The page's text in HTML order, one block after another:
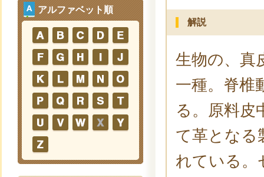
アルファベット順
解説
生物の、真
一種。脊椎
る。原料皮
て革となる
れている。